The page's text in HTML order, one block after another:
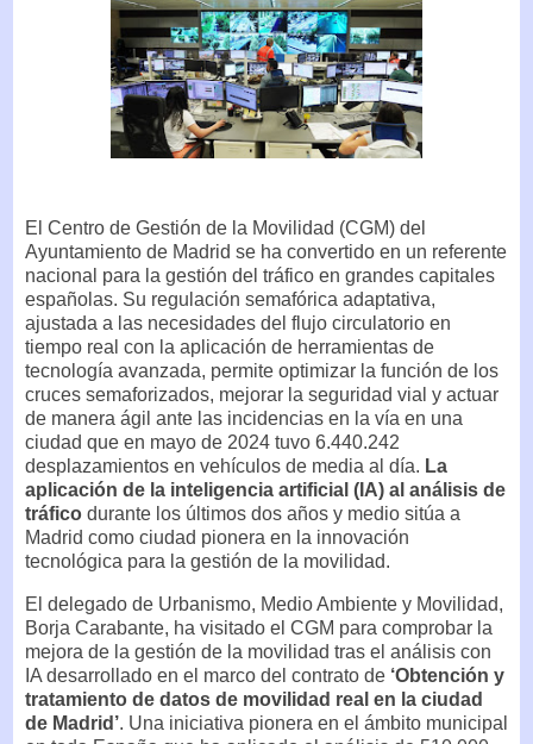
El Centro de Gestión de la Movilidad (CGM) del
Ayuntamiento de Madrid se ha convertido en un referente
nacional para la gestión del tráfico en grandes capitales
españolas. Su regulación semafórica adaptativa,
ajustada a las necesidades del flujo circulatorio en
tiempo real con la aplicación de herramientas de
tecnología avanzada, permite optimizar la función de los
cruces semaforizados, mejorar la seguridad vial y actuar
de manera ágil ante las incidencias en la vía en una
ciudad que en mayo de 2024 tuvo 6.440.242
desplazamientos en vehículos de media al día. La
aplicación de la inteligencia artificial (IA) al análisis de
tráfico durante los últimos dos años y medio sitúa a
Madrid como ciudad pionera en la innovación
tecnológica para la gestión de la movilidad.
El delegado de Urbanismo, Medio Ambiente y Movilidad,
Borja Carabante, ha visitado el CGM para comprobar la
mejora de la gestión de la movilidad tras el análisis con
IA desarrollado en el marco del contrato de ‘Obtención y
tratamiento de datos de movilidad real en la ciudad
de Madrid’. Una iniciativa pionera en el ámbito municipal